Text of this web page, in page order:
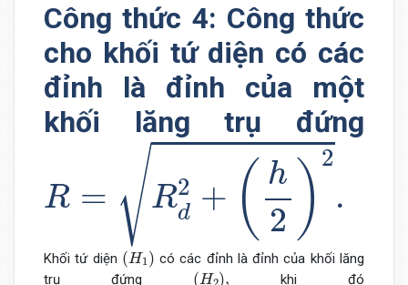
Công thức 4: Công thức
cho khối tứ diện có các
đỉnh là đỉnh của một
khối lăng trụ đứng
R = √R2
d + ( h
2 ) 2
.
R=R 2+(h2)2.
Khối tứ diện (H1)
(H1 ) có các đỉnh là đỉnh của khối lăng
trụ đứng (H ),
(H2 ) khi đó